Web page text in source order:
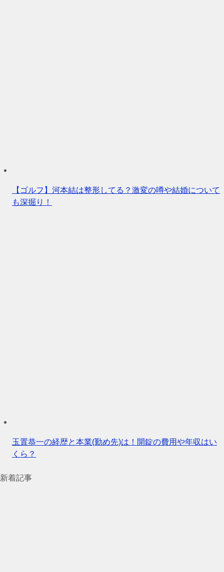
【ゴルフ】河本結は整形してる？激変の噂や結婚について
も深掘り！
玉置恭一の経歴と本業(勤め先)は！開錠の費用や年収はい
くら？
新着記事